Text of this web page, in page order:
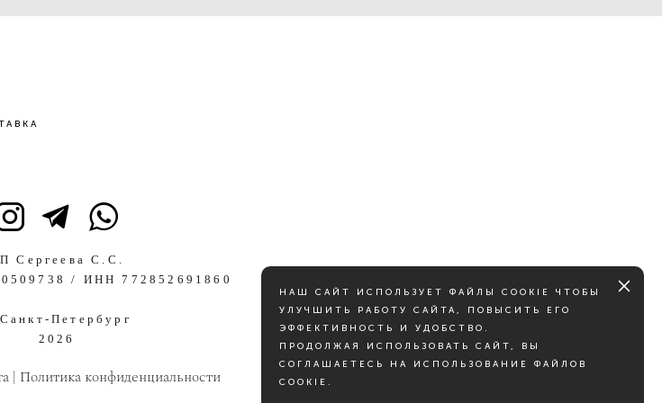
Сергеева С.С.
/ ИНН 772852691860
Петербург
2026
| Политика конфиденциальности
НАШ САЙТ ИСПОЛЬЗУЕТ ФАЙЛЫ COOKIE ЧТОБЫ
УЛУЧШИТЬ РАБОТУ САЙТА, ПОВЫСИТЬ ЕГО
ЭФФЕКТИВНОСТЬ И УДОБСТВО.
ПРОДОЛЖАЯ ИСПОЛЬЗОВАТЬ САЙТ, ВЫ
СОГЛАШАЕТЕСЬ НА ИСПОЛЬЗОВАНИЕ ФАЙЛОВ
COOKIE.